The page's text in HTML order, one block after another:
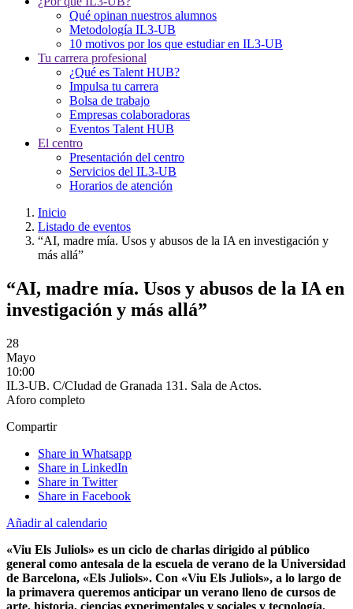
Qué opinan nuestros alumnos
Metodología IL3-UB
10 motivos por los que estudiar en IL3-UB
Tu carrera profesional
¿Qué es Talent HUB?
Impulsa tu carrera
Bolsa de trabajo
Empresas colaboradoras
Eventos Talent HUB
El centro
Presentación del centro
Servicios del IL3-UB
Horarios de atención
Inicio
Listado de eventos
“AI, madre mía. Usos y abusos de la IA en investigación y
más allá”
“AI, madre mía. Usos y abusos de la IA en
investigación y más allá”
28
Mayo
10:00
IL3-UB. C/CIudad de Granada 131. Sala de Actos.
Aforo completo
Compartir
Share in Whatsapp
Share in LinkedIn
Share in Twitter
Share in Facebook
Añadir al calendario
«Viu Els Juliols» es un ciclo de charlas dirigido al público
general como antesala de la escuela de verano de la Universidad
de Barcelona, «Els Juliols». Con «Viu Els Juliols», a lo largo de
la primavera queremos anticipar un verano lleno de cursos de
arte, historia, ciencias experimentales y sociales y tecnología.